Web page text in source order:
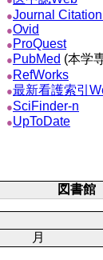
●Journal
●Ovid
● ProQuest
● PubMed (本学
● RefWorks
●最新看護索引
●SciFinder-n
●UpToDate
図書館
月